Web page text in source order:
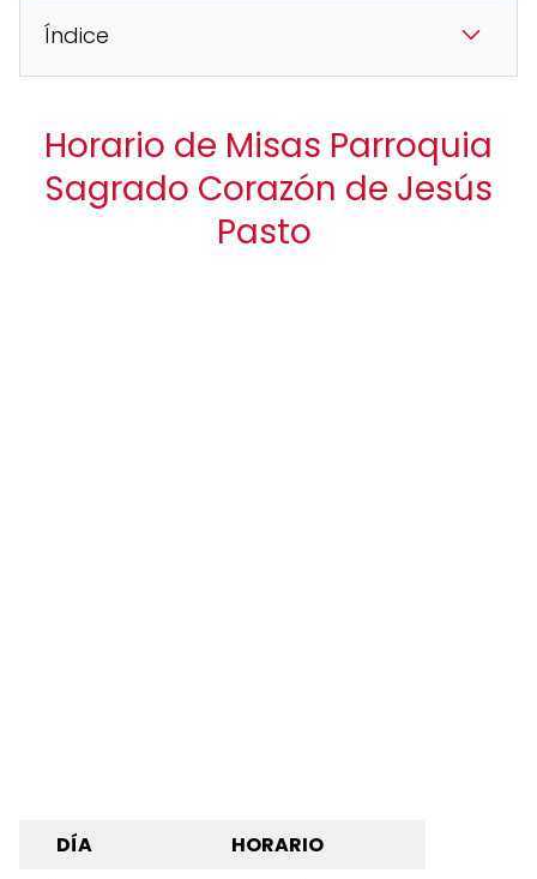
Índice
Horario de Misas Parroquia
Sagrado Corazón de Jesús
Pasto
DÍA
HORARIO